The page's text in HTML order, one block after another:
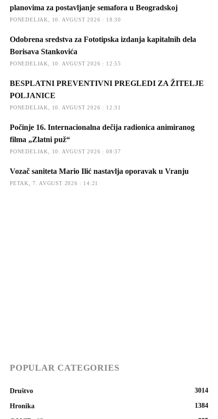
planovima za postavljanje semafora u Beogradskoj
PONEDELJAK, 10. AVGUST 2026 : 18:30
Odobrena sredstva za Fototipska izdanja kapitalnih dela
Borisava Stankovića
PONEDELJAK, 10. AVGUST 2026 : 12:55
BESPLATNI PREVENTIVNI PREGLEDI ZA ŽITELJE
POLJANICE
PONEDELJAK, 10. AVGUST 2026 : 12:31
Počinje 16. Internacionalna dečija radionica animiranog
filma „Zlatni puž“
PONEDELJAK, 10. AVGUST 2026 : 08:37
Vozač saniteta Mario Ilić nastavlja oporavak u Vranju
PETAK, 7. AVGUST 2026 : 14:21
POPULAR CATEGORIES
Društvo 3014
Hronika 1384